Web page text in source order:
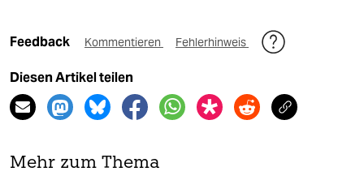
Feedback Kommentieren Fehlerhinweis
Diesen Artikel teilen
Mehr zum Thema